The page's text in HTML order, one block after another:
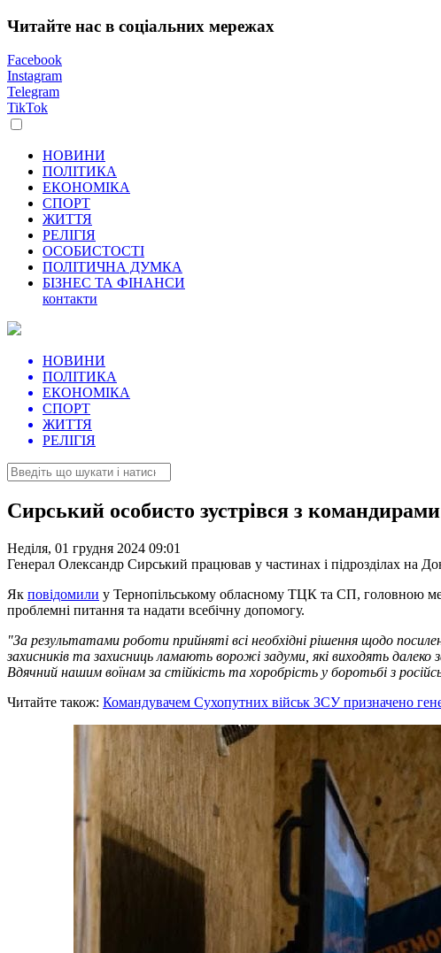
Читайте нас в соціальних мережах
Facebook
Instagram
Telegram
TikTok
НОВИНИ
ПОЛІТИКА
ЕКОНОМІКА
СПОРТ
ЖИТТЯ
РЕЛІГІЯ
ОСОБИСТОСТІ
ПОЛІТИЧНА ДУМКА
БІЗНЕС ТА ФІНАНСИ
контакти
НОВИНИ
ПОЛІТИКА
ЕКОНОМІКА
СПОРТ
ЖИТТЯ
РЕЛІГІЯ
Сирський особисто зустрівся з
Неділя, 01 грудня 2024 09:01
Генерал Олександр Сирський працював у частинах і підрозділах на
Як повідомили у Тернопільському обласному ТЦК та СП, головною
проблемні питання та надати всебічну допомогу.
"За результатами роботи прийняті всі необхідні рішення щодо
захисників та захисниць ламають ворожі задуми, які виходять
Вдячний нашим воїнам за стійкість та хоробрість у боротьбі з
Читайте також: Командувачем Сухопутних військ ЗСУ призначено